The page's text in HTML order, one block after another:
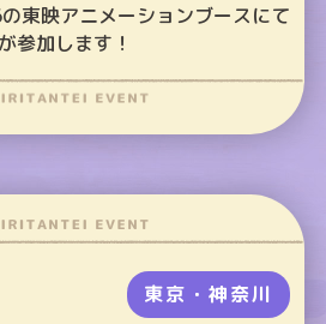
東映アニメーションブースにて
参加します！
東京・神奈川